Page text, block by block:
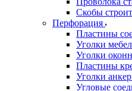
Скобы
Перфорация
Пластины
Уголки
Уголки
Пластины
Уголки
Угловые